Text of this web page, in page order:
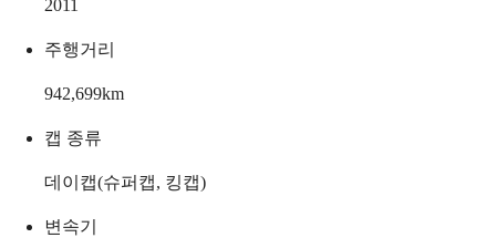
2011
주행거리
942,699km
캡 종류
데이캡(슈퍼캡, 킹캡)
변속기